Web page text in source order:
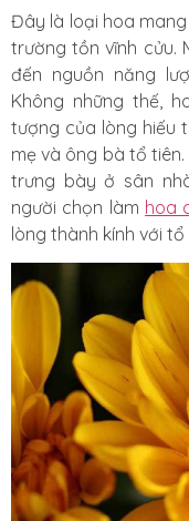
Đây là loại hoa
trường tồn vĩnh cửu.
đến nguồn năng
Không những thế,
tượng của lòng hiếu
mẹ và ông bà tổ
trưng bày ở sân
người chọn làm hoa
lòng thành kính với tổ